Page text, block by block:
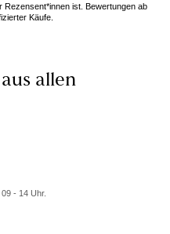
ist. Bewertungen ab
Käufe.
allen
- 14 Uhr.